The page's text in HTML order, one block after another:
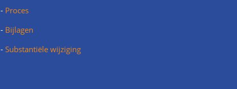
- Proces
- Bijlagen
- Substantiële wijziging